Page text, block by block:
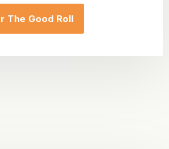
The Good Roll